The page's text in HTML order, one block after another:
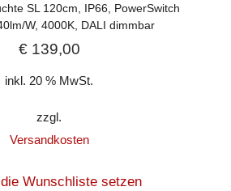
SL 120cm, IP66, PowerSwitch
W, 4000K, DALI dimmbar
€139,00
inkl. 20 % MwSt.
zzgl.
Versandkosten
Wunschliste setzen